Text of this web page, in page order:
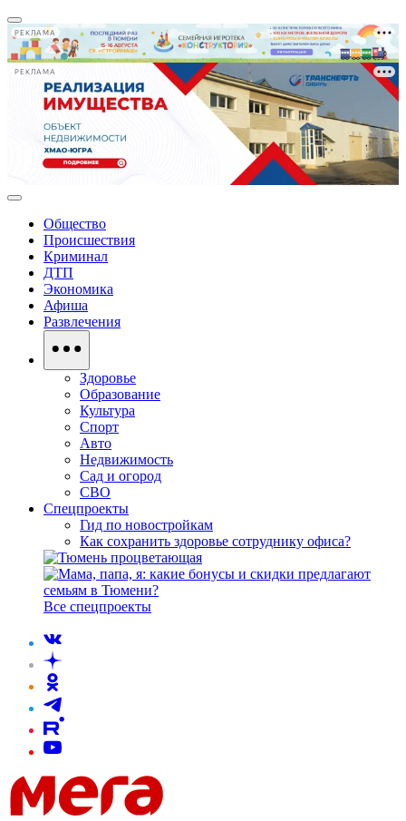
РЕКЛАМА
РЕКЛАМА
Общество
Происшествия
Криминал
ДТП
Экономика
Афиша
Развлечения
Здоровье
Образование
Культура
Спорт
Авто
Недвижимость
Сад и огород
СВО
Спецпроекты
Гид по новостройкам
Как сохранить здоровье сотруднику офиса?
Все спецпроекты